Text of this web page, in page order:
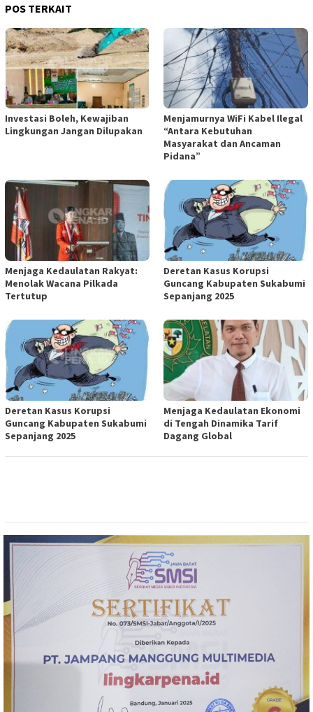
POS TERKAIT
Investasi Boleh, Kewajiban
Lingkungan Jangan Dilupakan
Menjamurnya WiFi Kabel Ilegal
“Antara Kebutuhan
Masyarakat dan Ancaman
Pidana”
Menjaga Kedaulatan Rakyat:
Menolak Wacana Pilkada
Tertutup
Deretan Kasus Korupsi
Guncang Kabupaten Sukabumi
Sepanjang 2025
Deretan Kasus Korupsi
Guncang Kabupaten Sukabumi
Sepanjang 2025
Menjaga Kedaulatan Ekonomi
di Tengah Dinamika Tarif
Dagang Global